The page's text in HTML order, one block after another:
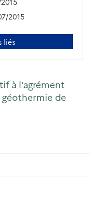
2015
liés
à l’agrément
géothermie de